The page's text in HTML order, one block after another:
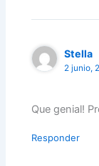
Stella
2 junio,
Que genial!
Responder